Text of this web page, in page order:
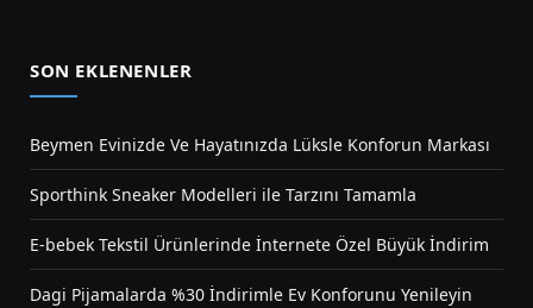
SON EKLENENLER
Beymen Evinizde Ve Hayatınızda Lüksle Konforun Markası
Sporthink Sneaker Modelleri ile Tarzını Tamamla
E-bebek Tekstil Ürünlerinde İnternete Özel Büyük İndirim
Dagi Pijamalarda %30 İndirimle Ev Konforunu Yenileyin